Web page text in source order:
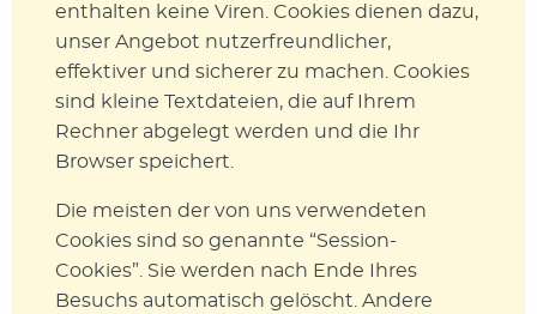
enthalten keine Viren. Cookies dienen dazu,
unser Angebot nutzerfreundlicher,
effektiver und sicherer zu machen. Cookies
sind kleine Textdateien, die auf Ihrem
Rechner abgelegt werden und die Ihr
Browser speichert.
Die meisten der von uns verwendeten
Cookies sind so genannte “Session-
Cookies”. Sie werden nach Ende Ihres
Besuchs automatisch gelöscht. Andere